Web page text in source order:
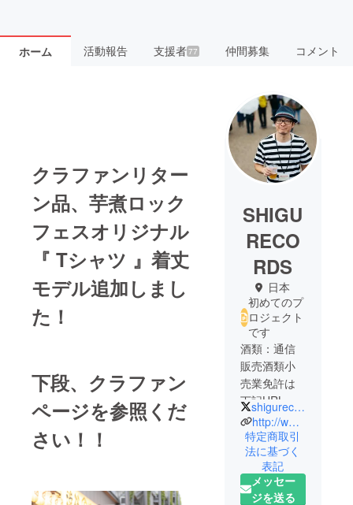
ホーム 活動報告 支援者77 仲間募集 コメント
クラファンリター
ン品、芋煮ロック
フェスオリジナル
『 Tシャツ 』着丈
モデル追加しまし
た！
下段、クラファン
ページを参照くだ
さい！！
SHIGU
RECO
RDS
日本
初めてのプ
ロジェクト
です
酒類：通信
販売酒類小
売業免許は
下記URLに
て確認
shigurecords
http://www.umigyo.co.jp/marche/
特定商取引
法に基づく
表記
メッセー
ジを送る